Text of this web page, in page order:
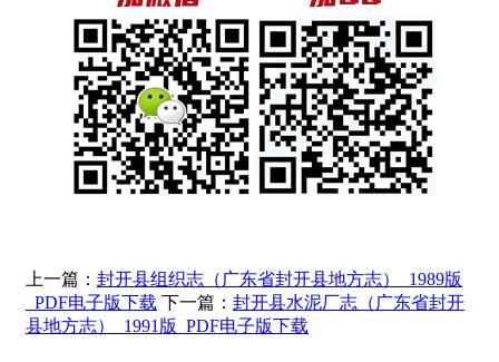
上一篇： 封开县组织志（广东省封开县地方志）_1989版
_PDF电子版下载 下一篇： 封开县水泥厂志（广东省封开
县地方志）_1991版_PDF电子版下载